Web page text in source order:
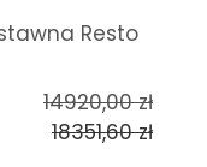
Resto
14920,00zł
18351,60zł